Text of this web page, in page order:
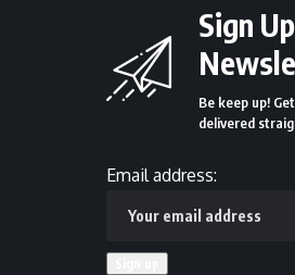
Sign
Be keep up!
delivered
Email address: